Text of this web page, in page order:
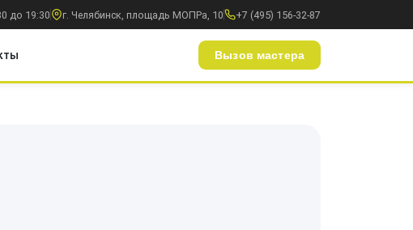
до 19:30 г. Челябинск, площадь МОПРа, 10 +7 (495) 156-32-87
Вызов мастера